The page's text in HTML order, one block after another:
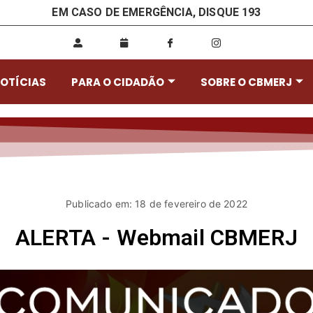
EM CASO DE EMERGÊNCIA, DISQUE 193
PARA O CIDADÃO SOBRE O CBMERJ
Publicado em: 18 de fevereiro de 2022
ALERTA - Webmail CBMERJ